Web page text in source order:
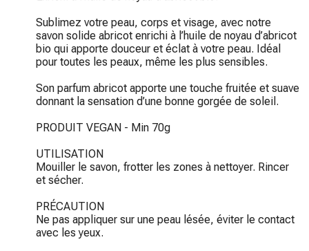
Sublimez votre peau, corps et visage, avec notre
savon solide abricot enrichi à l’huile de noyau d’abricot
bio qui apporte douceur et éclat à votre peau. Idéal
pour toutes les peaux, même les plus sensibles.
Son parfum abricot apporte une touche fruitée et suave
donnant la sensation d’une bonne gorgée de soleil.
PRODUIT VEGAN - Min 70g
UTILISATION
Mouiller le savon, frotter les zones à nettoyer. Rincer
et sécher.
PRÉCAUTION
Ne pas appliquer sur une peau lésée, éviter le contact
avec les yeux.